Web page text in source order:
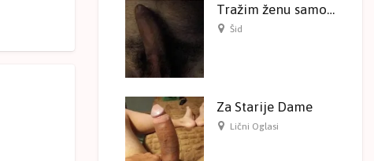
Tražim ženu samo ozbiljne ponude
Šid
Za Starije Dame
Lični Oglasi